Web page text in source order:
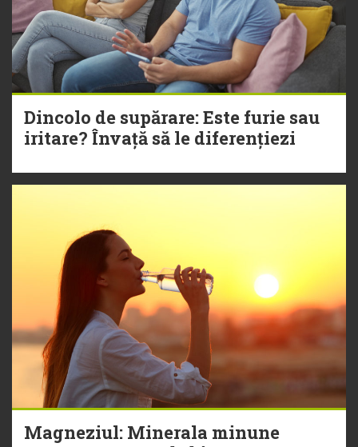
Dincolo de supărare: Este furie sau
iritare? Învață să le diferențiezi
Magneziul: Minerala minune